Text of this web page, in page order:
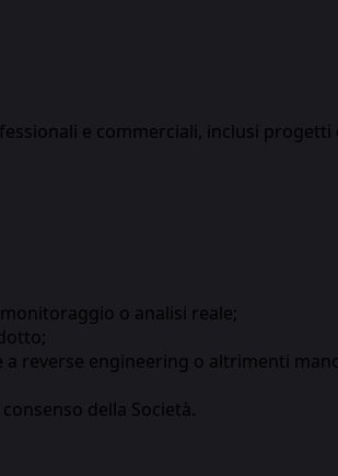
e commerciali, inclusi
o analisi reale;
reverse engineering o altrimenti
della Società.